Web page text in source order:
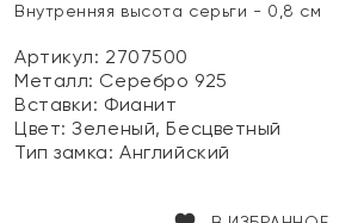
Внутренняя высота серьги - 0,8 см
Артикул: 2707500
Металл: Серебро 925
Вставки: Фианит
Цвет:Зеленый, Бесцветный
Тип замка:Английский